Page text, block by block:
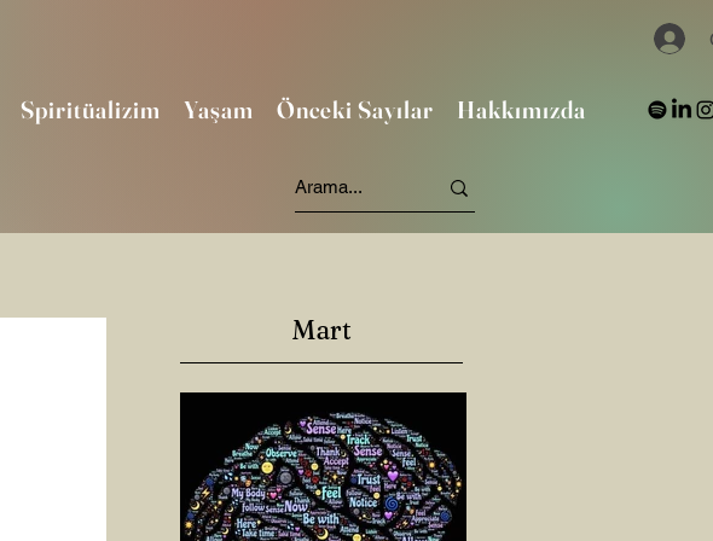
Spiritüalizim Yaşam Önceki Sayılar Hakkımızda
Mart